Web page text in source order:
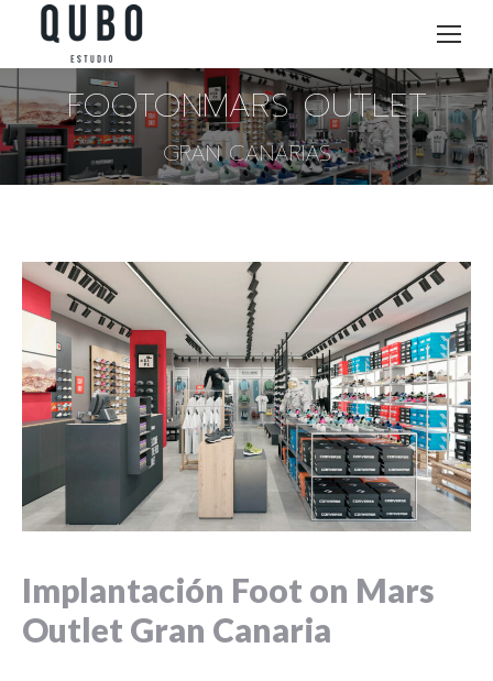
FOOTONMARS OUTLET
GRAN CANARIAS
Implantación Foot on Mars
Outlet Gran Canaria